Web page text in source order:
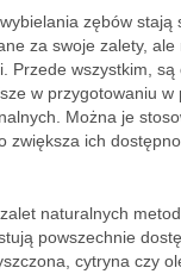
zębów stają
za swoje zalety, ale
Przede wszystkim,
w przygotowaniu
Można je
zwiększa ich
naturalnych
powszechnie
cytryna czy